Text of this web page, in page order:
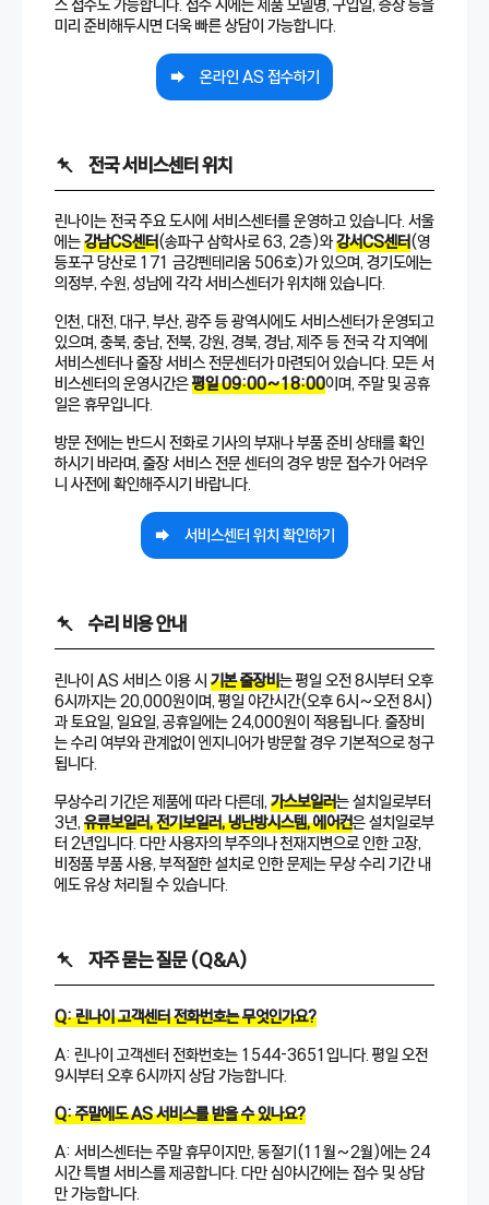
스 접수도 가능합니다. 접수 시에는 제품 모델명, 구입일, 증상 등을
미리 준비해두시면 더욱 빠른 상담이 가능합니다.
온라인 AS 접수하기
전국 서비스센터 위치
린나이는 전국 주요 도시에 서비스센터를 운영하고 있습니다. 서울
에는강남CS센터(송파구 삼학사로 63, 2층)와강서CS센터(영
등포구 당산로 171 금강펜테리움 506호)가 있으며, 경기도에는
의정부, 수원, 성남에 각각 서비스센터가 위치해 있습니다.
인천, 대전, 대구, 부산, 광주 등 광역시에도 서비스센터가 운영되고
있으며, 충북, 충남, 전북, 강원, 경북, 경남, 제주 등 전국 각 지역에
서비스센터나 출장 서비스 전문센터가 마련되어 있습니다. 모든 서
비스센터의 운영시간은평일 09:00~18:00이며, 주말 및 공휴
일은 휴무입니다.
방문 전에는 반드시 전화로 기사의 부재나 부품 준비 상태를 확인
하시기 바라며, 출장 서비스 전문 센터의 경우 방문 접수가 어려우
니 사전에 확인해주시기 바랍니다.
서비스센터 위치 확인하기
수리 비용 안내
린나이 AS 서비스 이용 시 기본 출장비는 평일 오전 8시부터 오후
6시까지는 20,000원이며, 평일 야간시간(오후 6시~오전 8시)
과 토요일, 일요일, 공휴일에는 24,000원이 적용됩니다. 출장비
는 수리 여부와 관계없이 엔지니어가 방문할 경우 기본적으로 청구
됩니다.
무상수리 기간은 제품에 따라 다른데, 가스보일러는 설치일로부터
3년, 유류보일러, 전기보일러, 냉난방시스템, 에어컨은 설치일로부
터 2년입니다. 다만 사용자의 부주의나 천재지변으로 인한 고장,
비정품 부품 사용, 부적절한 설치로 인한 문제는 무상 수리 기간 내
에도 유상 처리될 수 있습니다.
자주 묻는 질문 (Q&A)
Q: 린나이 고객센터 전화번호는 무엇인가요?
A: 린나이 고객센터 전화번호는 1544-3651입니다. 평일 오전
9시부터 오후 6시까지 상담 가능합니다.
Q: 주말에도 AS 서비스를 받을 수 있나요?
A: 서비스센터는 주말 휴무이지만, 동절기(11월~2월)에는 24
시간 특별 서비스를 제공합니다. 다만 심야시간에는 접수 및 상담
만 가능합니다.